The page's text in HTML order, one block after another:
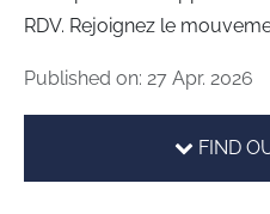
RDV. Rejoignez le
Published on: 27 Apr. 2026
FIND